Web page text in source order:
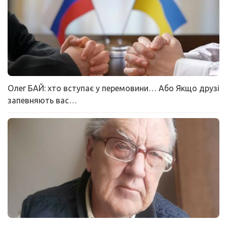
Олег БАЙ: хто вступає у перемовини… Або Якщо друзі
запевняють вас…